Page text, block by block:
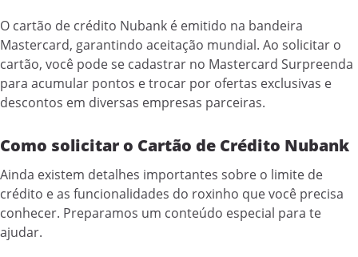
O cartão de crédito Nubank é emitido na bandeira
Mastercard, garantindo aceitação mundial. Ao solicitar o
cartão, você pode se cadastrar no Mastercard Surpreenda
para acumular pontos e trocar por ofertas exclusivas e
descontos em diversas empresas parceiras.
Como solicitar o Cartão de Crédito Nubank
Ainda existem detalhes importantes sobre o limite de
crédito e as funcionalidades do roxinho que você precisa
conhecer. Preparamos um conteúdo especial para te
ajudar.